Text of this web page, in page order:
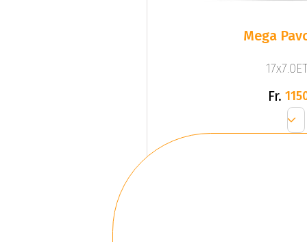
Mega
Fr.